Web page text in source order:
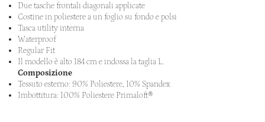
Due tasche frontali diagonali applicate
Costine in poliestere a un foglio su fondo e polsi
Tasca utility interna
Waterproof
Regular Fit
Il modello è alto 184 cm e indossa la taglia L.
Composizione
Tessuto esterno: 90% Poliestere, 10% Spandex
Imbottitura: 100% Poliestere Primaloft®